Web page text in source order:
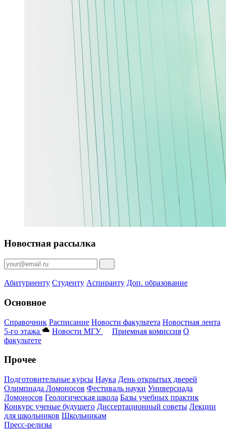
Новостная рассылка
Абитуриенту Студенту Аспиранту Доп. образование
Основное
Справочник Расписание Новости факультета Новостная лента
5-го этажа
Новости МГУ Приемная комиссия О
факультете
Прочее
Подготовительные курсы Наука День открытых дверей
Олимпиада Ломоносов Фестиваль науки Универсиада
Ломоносов Геологическая школа Базы учебных практик
Конкурс ученые будущего Диссертационный советы Лекции
для школьников Школьникам
Пресс-релизы